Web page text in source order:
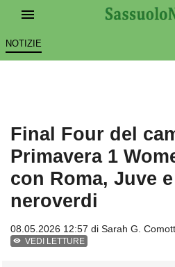
NOTIZIE
Final Four del
Primavera 1
con Roma, Juve
neroverdi
08.05.2026 12:57 di Sarah G.
VEDI LETTURE